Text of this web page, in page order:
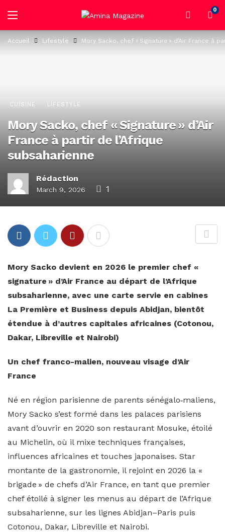
0
Accueil Lifestyle Mory Sacko, chef « Signature » d’Air France à
CUISINE LIFESTYLE
Mory Sacko, chef « Signature » d’Air
France à partir de l’Afrique
subsaharienne
Rédaction
March 9, 2026 1
Mory Sacko devient en 2026 le premier chef «
signature » d’Air France au départ de l’Afrique
subsaharienne, avec une carte servie en cabines
La Première et Business depuis Abidjan, bientôt
étendue à d’autres capitales africaines (Cotonou,
Dakar, Libreville et Nairobi)
Un chef franco-malien, nouveau visage d’Air
France
Né en région parisienne de parents sénégalo‑maliens,
Mory Sacko s’est formé dans les palaces parisiens
avant d’ouvrir en 2020 son restaurant Mosuke, étoilé
au Michelin, où il mixe techniques françaises,
influences africaines et touches japonaises. Star
montante de la gastronomie, il rejoint en 2026 la «
brigade » de chefs d’Air France, en tant que premier
chef étoilé à signer les menus au départ de l’Afrique
subsaharienne, sur les lignes Abidjan–Paris puis
Cotonou, Dakar, Libreville et Nairobi.